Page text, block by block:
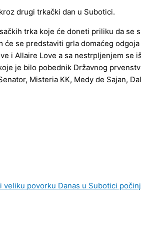
drugi trkački dan u Subotici.
trka koje će doneti priliku da
se predstaviti grla domaćeg
i Allaire Love a sa nestrpljenjem se
je bilo pobednik Državnog
Misteria KK, Medy de Sajan,